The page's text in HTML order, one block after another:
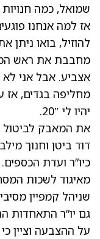
שמואל, כמה
אז למה אנחנו
להוזיל, בואו ניתן
מחבבת את ראש
אצביע. אבל אני
יהיו לי 20″.
את המאבק לביטול
דוד ביטן וחנוך
כיו”ר ועדת
מאיגוד לשכות
שניהל קמפיין
גם יו”ר התאחדות
על ההצבעה וציין